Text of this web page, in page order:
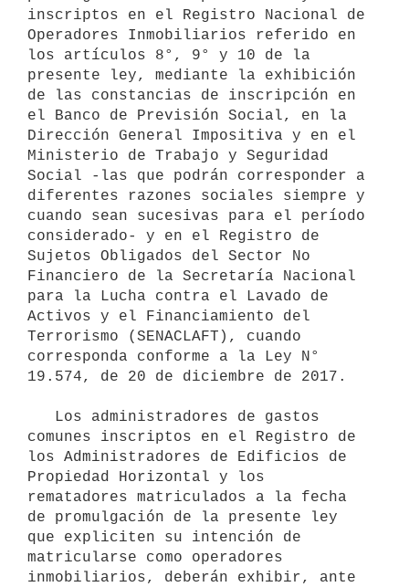
inscriptos en el Registro Nacional de
Operadores Inmobiliarios referido en
los artículos 8°, 9° y 10 de la
presente ley, mediante la exhibición
de las constancias de inscripción en
el Banco de Previsión Social, en la
Dirección General Impositiva y en el
Ministerio de Trabajo y Seguridad
Social -las que podrán corresponder a
diferentes razones sociales siempre y
cuando sean sucesivas para el período
considerado- y en el Registro de
Sujetos Obligados del Sector No
Financiero de la Secretaría Nacional
para la Lucha contra el Lavado de
Activos y el Financiamiento del
Terrorismo (SENACLAFT), cuando
corresponda conforme a la Ley N°
19.574, de 20 de diciembre de 2017.
comunes inscriptos en el Registro de
los Administradores de Edificios de
Propiedad Horizontal y los
rematadores matriculados a la fecha
de promulgación de la presente ley
que expliciten su intención de
matricularse como operadores
inmobiliarios, deberán exhibir, ante